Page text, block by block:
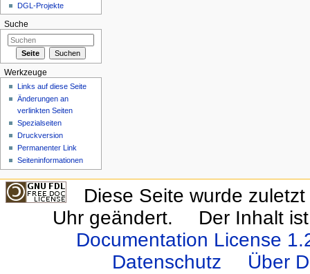
DGL-Projekte
Suche
Werkzeuge
Links auf diese Seite
Änderungen an
verlinkten Seiten
Spezialseiten
Druckversion
Permanenter Link
Seiten­informationen
Diese Seite wurde
Uhr geändert.
Der Inhalt
Documentation License
Datenschutz
Über